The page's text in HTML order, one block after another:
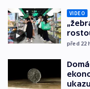
VIDEO
před 22